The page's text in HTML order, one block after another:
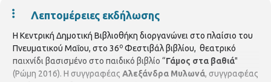
Λεπτομέρειες εκδήλωσης
Η Κεντρική Δημοτική Βιβλιοθήκη διοργανώνει στο πλαίσιο του
Πνευματικού Μαΐου, στο 36ο Φεστιβάλ βιβλίου, θεατρικό
παιχνίδι βασισμένο στο παιδικό βιβλίο “Γάμος στα βαθιά"
(Ρώμη 2016). Η συγγραφέας Αλεξάνδρα Μυλωνά, συγγραφέας